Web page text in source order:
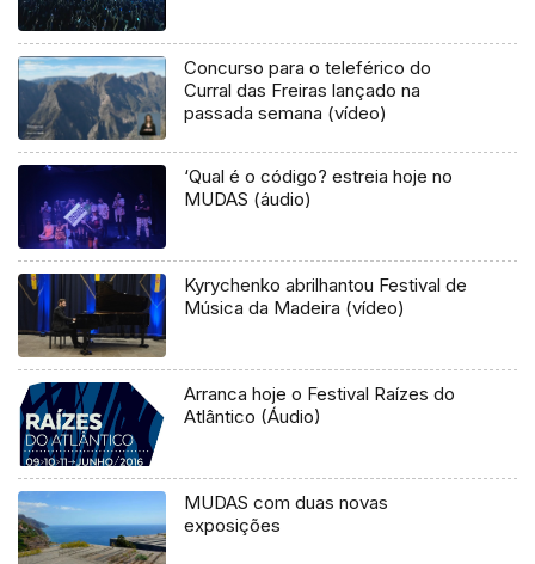
Concurso para o teleférico do
Curral das Freiras lançado na
passada semana (vídeo)
‘Qual é o código? estreia hoje no
MUDAS (áudio)
Kyrychenko abrilhantou Festival de
Música da Madeira (vídeo)
Arranca hoje o Festival Raízes do
Atlântico (Áudio)
MUDAS com duas novas
exposições